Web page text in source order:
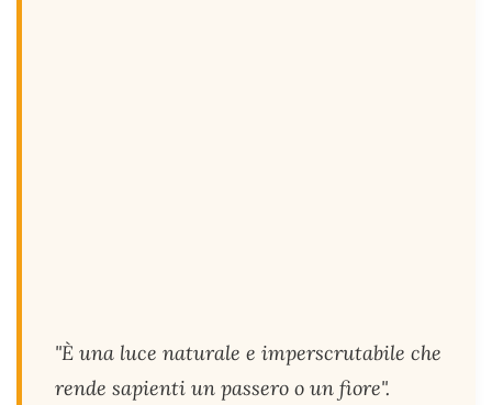
"È una luce naturale e imperscrutabile che
rende sapienti un passero o un fiore".